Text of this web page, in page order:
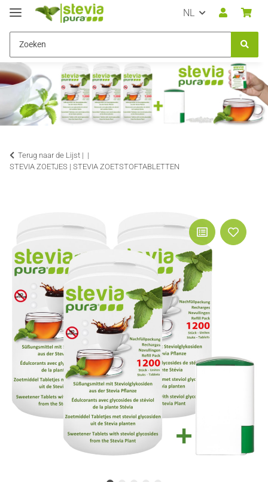
NL
Terug naar de Lijst |
STEVIA ZOETJES | STEVIA ZOETSTOFTABLETTEN